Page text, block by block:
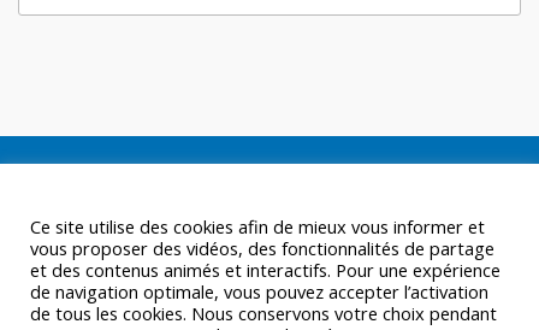
Ce site utilise des cookies afin de mieux vous informer et
vous proposer des vidéos, des fonctionnalités de partage
et des contenus animés et interactifs. Pour une expérience
de navigation optimale, vous pouvez accepter l’activation
de tous les cookies. Nous conservons votre choix pendant